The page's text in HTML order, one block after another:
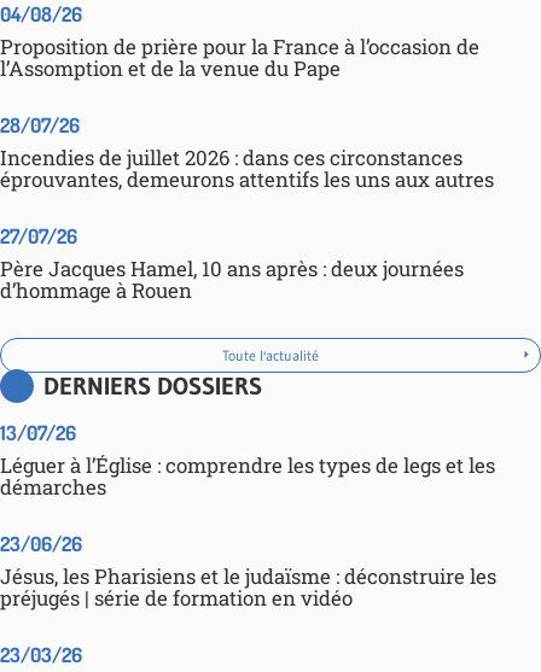
04/08/26
Proposition de prière pour la France à l’occasion de
l’Assomption et de la venue du Pape
28/07/26
Incendies de juillet 2026 : dans ces circonstances
éprouvantes, demeurons attentifs les uns aux autres
27/07/26
Père Jacques Hamel, 10 ans après : deux journées
d’hommage à Rouen
Toute l'actualité
DERNIERS DOSSIERS
13/07/26
Léguer à l’Église : comprendre les types de legs et les
démarches
23/06/26
Jésus, les Pharisiens et le judaïsme : déconstruire les
préjugés | série de formation en vidéo
23/03/26